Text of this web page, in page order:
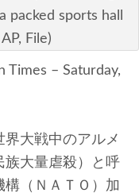
packed sports hall
File)
Times – Saturday,
大戦中のアルメ
族大量虐殺）と呼
（ＮＡＴＯ）加